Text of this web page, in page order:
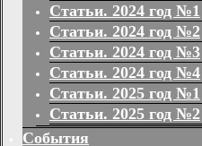
Статьи. 2024 год №1
Статьи. 2024 год №2
Статьи. 2024 год №3
Статьи. 2024 год №4
Статьи. 2025 год №1
Статьи. 2025 год №2
События